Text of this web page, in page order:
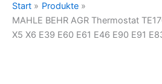
Start
Produkte
MAHLE BEHR AGR Thermostat
X5 X6 E39 E60 E61 E46 E90 E91
E46
E90